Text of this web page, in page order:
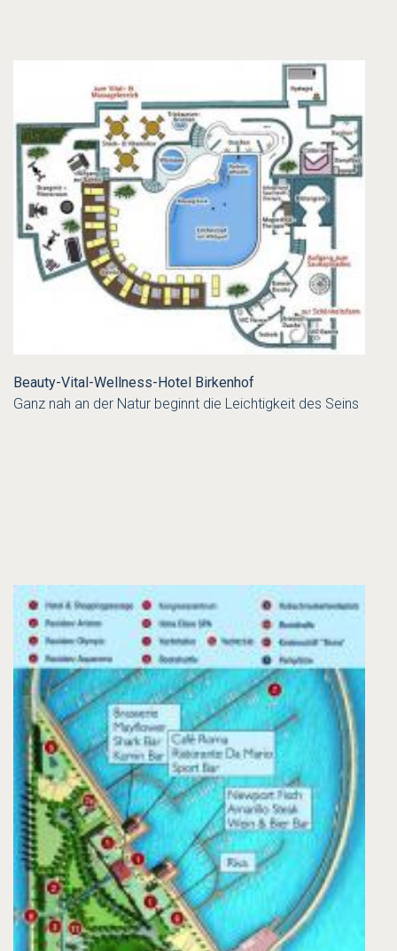
Beauty-Vital-Wellness-Hotel Birkenhof
Ganz nah an der Natur beginnt die Leichtigkeit des Seins